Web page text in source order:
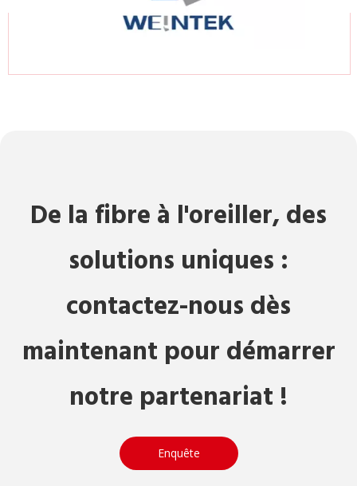
De la fibre à l'oreiller, des
solutions uniques :
contactez-nous dès
maintenant pour démarrer
notre partenariat !
Enquête